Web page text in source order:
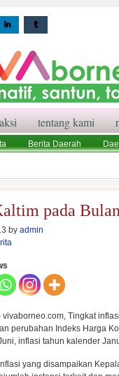
tentang kami
Berita Daerah
pada Bulan
by admin
vivaborneo.com, Tingkat
perubahan Indeks Harga
inflasi tahun kalender
yang disampaikan